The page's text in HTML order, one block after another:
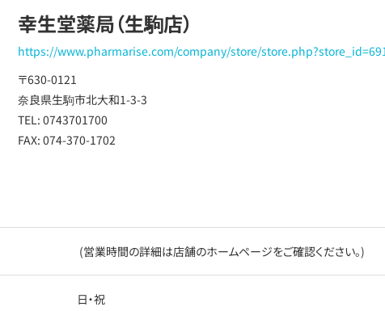
幸生堂薬局（生駒店）
https://www.pharmarise.com/company/store/
〒630-0121
奈良県生駒市北大和1-3-3
TEL: 0743701700
FAX: 074-370-1702
(営業時間の詳細は店舗のホームページをご確認ください。)
日・祝